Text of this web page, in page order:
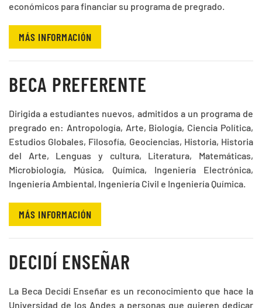
económicos para financiar su programa de pregrado.
MÁS INFORMACIÓN
BECA PREFERENTE
Dirigida a estudiantes nuevos, admitidos a un programa de
pregrado en: Antropología, Arte, Biología, Ciencia Política,
Estudios Globales, Filosofía, Geociencias, Historia, Historia
del Arte, Lenguas y cultura, Literatura, Matemáticas,
Microbiología, Música, Química, Ingeniería Electrónica,
Ingeniería Ambiental, Ingeniería Civil e Ingeniería Química.
MÁS INFORMACIÓN
DECIDÍ ENSEÑAR
La Beca Decidí Enseñar es un reconocimiento que hace la
Universidad de los Andes a personas que quieren dedicar